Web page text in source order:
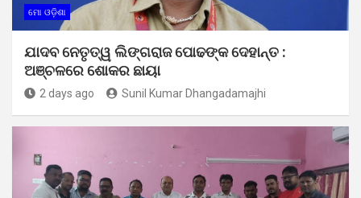
ମୋ ଓଡ଼ିଶା
ଯାଦବ ନେତୃତ୍ୱ ଲିଙ୍ଗରାଜ ପୋଢଙ୍କ ଦେହାନ୍ତ :
ଅଞ୍ଚଳରେ ଶୋକର ଛାୟା
2 days ago Sunil Kumar Dhangadamajhi